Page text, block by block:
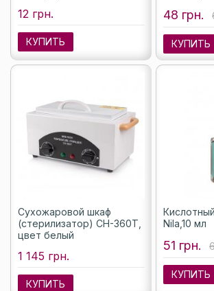
12 грн.
КУПИТЬ
48 грн.
КУПИТЬ
Сухожаровой шкаф
(стерилизатор) CH-360T,
цвет белый
1 145 грн.
КУПИТЬ
Nila,10 мл
51 грн.
КУПИТЬ